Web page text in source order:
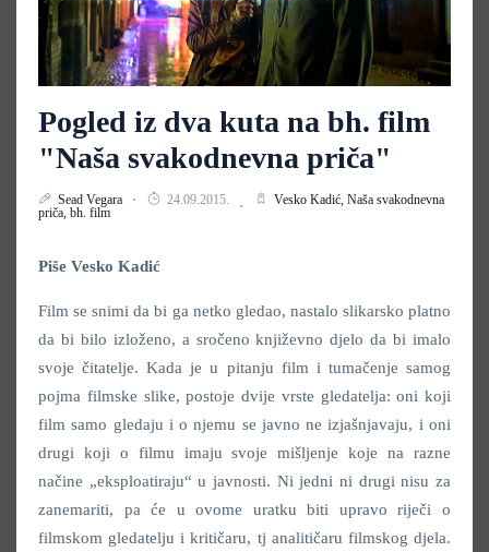
Pogled iz dva kuta na bh. film
"Naša svakodnevna priča"
Sead Vegara 24.09.2015. Vesko Kadić, Naša svakodnevna
priča, bh. film
Piše Vesko Kadić
Film se snimi da bi ga netko gledao, nastalo slikarsko platno
da bi bilo izloženo, a sročeno književno djelo da bi imalo
svoje čitatelje. Kada je u pitanju film i tumačenje samog
pojma filmske slike, postoje dvije vrste gledatelja: oni koji
film samo gledaju i o njemu se javno ne izjašnjavaju, i oni
drugi koji o filmu imaju svoje mišljenje koje na razne
načine „eksploatiraju“ u javnosti. Ni jedni ni drugi nisu za
zanemariti, pa će u ovome uratku biti upravo riječi o
filmskom gledatelju i kritičaru, tj analitičaru filmskog djela.